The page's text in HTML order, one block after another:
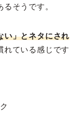
そうです。
い」とネタにされ
れている感じです